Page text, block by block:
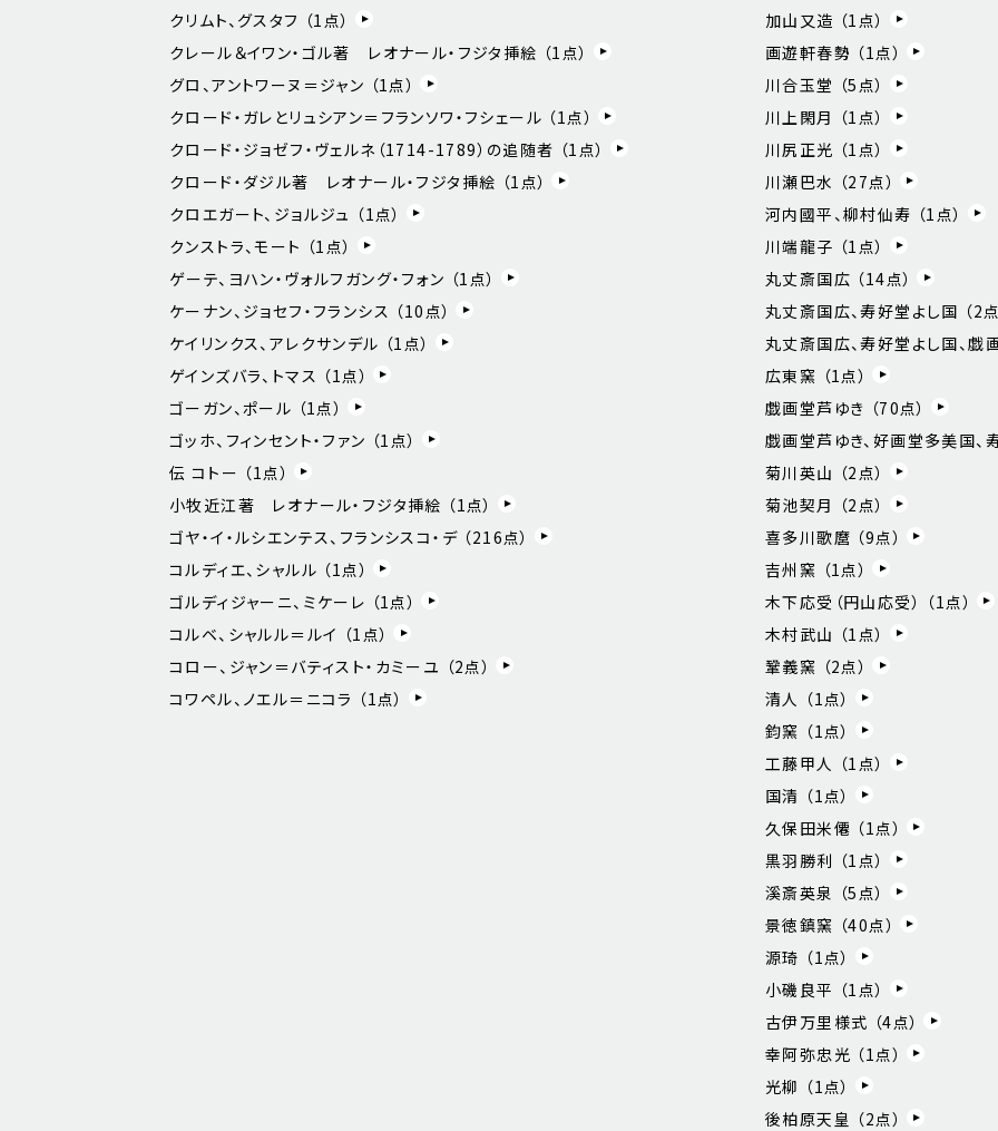
クリムト、グスタフ （1 点）
クレール＆イワン・ゴル著 レオナール・フジタ挿絵 （1 点）
グロ、アントワーヌ＝ジャン （1点）
クロード・ガレとリュシアン＝フランソワ・フシェール （1点）
クロード・ジョゼフ・ヴェルネ（1714-1789）の追随者 （1 点）
クロード・ダジル著 レオナール・フジタ挿絵 （1 点）
クロエガート、ジョルジュ （1点）
クンストラ、モート （1 点）
ゲーテ、ヨハン・ヴォルフガング・フォン （1 点）
ケーナン、ジョセフ・フランシス （10 点）
ケイリンクス、アレクサンデル （1 点）
ゲインズバラ、トマス （1点）
ゴーガン、ポール （1点）
ゴッホ、フィンセント・ファン （1 点）
伝 コトー （1点）
小牧近江著 レオナール・フジタ挿絵 （1点）
ゴヤ・イ・ルシエンテス、フランシスコ・デ （216点）
コルディエ、シャルル （1点）
ゴルディジャーニ、ミケーレ （1点）
コルベ、シャルル＝ルイ （1 点）
コロー、ジャン＝バティスト・カミーユ （2点）
コワペル、ノエル＝ニコラ （1点）
加山又造 （1 点）
画遊軒春勢 （1点）
川合玉堂 （5 点）
川上閑月 （1 点）
川尻正光 （1 点）
川瀬巴水 （27点）
河内國平、柳村仙寿 （1 点）
川端龍子 （1 点）
丸丈斎国広 （14点）
丸丈斎国広、寿好堂よし国 （2
丸丈斎国広、寿好堂よし国、戯
広東窯 （1点）
戯画堂芦ゆき （70点）
戯画堂芦ゆき、好画堂多美国、
菊川英山 （2 点）
菊池契月 （2 点）
喜多川歌麿 （9点）
吉州窯 （1点）
木下応受（円山応受） （1点）
木村武山 （1 点）
鞏義窯 （2点）
清人 （1点）
鈞窯 （1点）
工藤甲人 （1 点）
国清 （1点）
久保田米僊 （1点）
黒羽勝利 （1 点）
溪斎英泉 （5 点）
景徳鎮窯 （40点）
源琦 （1点）
小磯良平 （1 点）
古伊万里様式 （4点）
幸阿弥忠光 （1点）
光柳 （1点）
後柏原天皇 （2点）